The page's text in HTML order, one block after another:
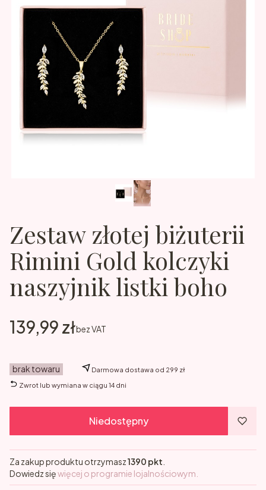
Zestaw złotej biżuterii
Rimini Gold kolczyki
naszyjnik listki boho
Cena
139,99 złbez VAT
brak towaru
Darmowa dostawa od 299 zł
Zwrot lub wymiana w ciągu 14 dni
Niedostępny
Za zakup produktu otrzymasz1390 pkt
Dowiedz sięwięcej o programie lojalnościowym.